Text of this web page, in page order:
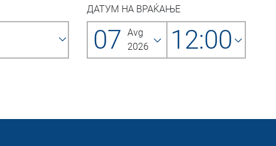
ДАТУМ НА ВРАЌАЊЕ
07 Avg
2026
12:00